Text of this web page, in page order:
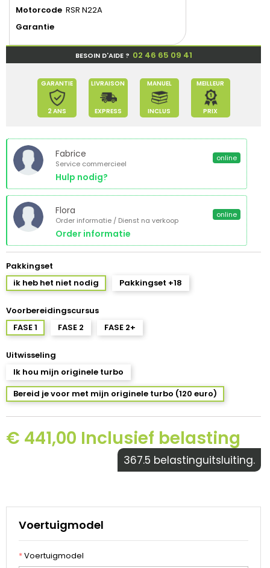
Motorcode RSR N22A
Garantie
BESOIN D'AIDE ? 02 46 65 09 41
GARANTIE
2 ANS
LIVRAISON
EXPRESS
MANUEL
INCLUS
MEILLEUR
PRIX
Fabrice
Service commercieel
Hulp nodig?
online
Flora
Order informatie / Dienst na verkoop
Order informatie
online
Pakkingset
ik heb het niet nodig
Pakkingset +18
Voorbereidingscursus
FASE 1
FASE 2 FASE 2+
Uitwisseling
Ik hou mijn originele turbo
Bereid je voor met mijn originele turbo (120 euro)
€ 441,00 Inclusief belasting
367.5 belastinguitsluiting.
Voertuigmodel
*Voertuigmodel